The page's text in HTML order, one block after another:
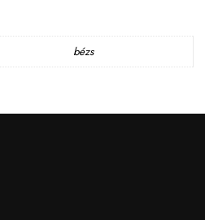
bézs